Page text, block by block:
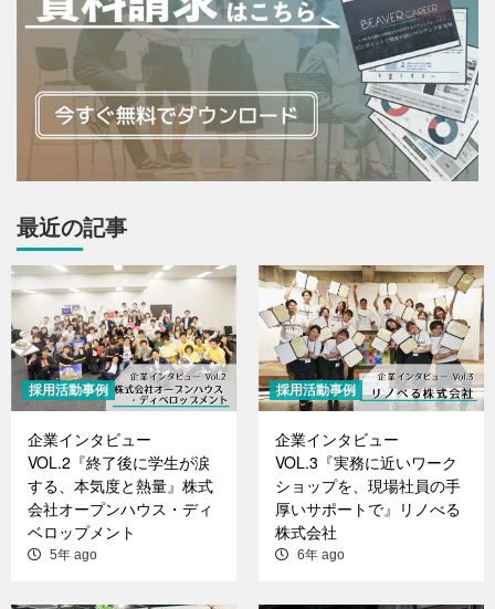
最近の記事
採用活動事例
企業インタビュー
VOL.2『終了後に学生が涙
する、本気度と熱量』株式
会社オープンハウス・ディ
ベロップメント
5年 ago
採用活動事例
企業インタビュー
VOL.3『実務に近いワーク
ショップを、現場社員の手
厚いサポートで』リノべる
株式会社
6年 ago